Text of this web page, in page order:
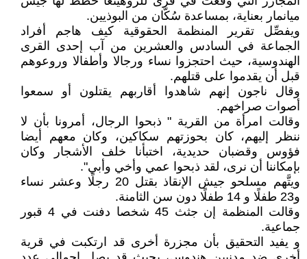
ميانمار بعناية، بمساعدة سُكّان من البوذيين.
ويفصِّل تقرير المنظمة الحقوقية كيف هاجم أفراد
الجماعة في السادس والعشرين من آب إحدى القرى
الهندوسية، حيث احتجزوا نساء ورجالا وأطفالا وروعوهم
قبل أن يقدموا على قتلهم.
وقال ناجون إنهم شاهدوا أقاربهم يقتلون أو سمعوا
أصوات صراخهم.
وقالت امرأة من القرية " ذبحوا الرجال، أمرونا بأن لا
ننظر إليهم، كان بحوزتهم سكاكين، وكان معهم أيضا
فؤوس وقضبان حديدية، اختبأنا خلف الأشجار وكان
بإمكاننا أن نرى، لقد ذبحوا عمي وأخي وأبي".
ويتَّهم مسلحو جيش الإنقاذ بقتل 20 رجلًا وعشر نساء
و23 طفلًا و 14 طفلًا دون سن الثامنة.
وقالت المنظمة إن جثث 45 شخصا دفنت في 4 قبور
جماعية.
و يفيد التحقيق بأن مجزرة أخرى قد ارتكبت في قرية